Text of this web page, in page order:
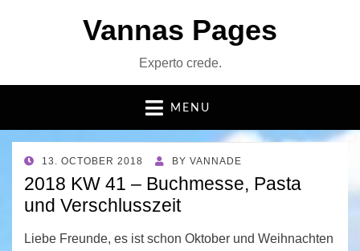
Vannas Pages
Experto crede.
MENU
POSTED
ON
13. OCTOBER 2018 BY VANNADE
2018 KW 41 – Buchmesse, Pasta
und Verschlusszeit
Liebe Freunde, es ist schon Oktober und Weihnachten